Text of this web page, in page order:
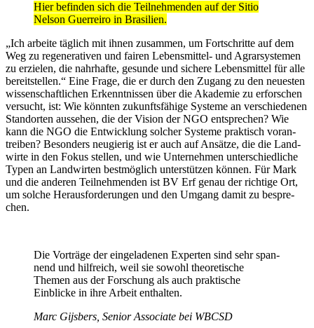
Hier befinden sich die Teil­neh­menden auf der Sitio
Nelson Guer­reiro in Brasi­lien.
„Ich arbeite täglich mit ihnen zusammen, um Fort­schritte auf dem
Weg zu rege­ne­ra­tiven und fairen Lebens­mittel- und Agrar­sys­temen
zu erzielen, die nahr­hafte, gesunde und sichere Lebens­mittel für alle
bereit­stellen.“ Eine Frage, die er durch den Zugang zu den neuesten
wissen­schaft­li­chen Erkennt­nissen über die Akademie zu erfor­schen
versucht, ist: Wie könnten zukunfts­fä­hige Systeme an verschie­denen
Stand­orten aussehen, die der Vision der NGO entspre­chen? Wie
kann die NGO die Entwick­lung solcher Systeme prak­tisch voran­
treiben? Beson­ders neugierig ist er auch auf Ansätze, die die Land­
wirte in den Fokus stellen, und wie Unter­nehmen unter­schied­liche
Typen an Land­wirten best­mög­lich unter­stützen können. Für Mark
und die anderen Teil­neh­menden ist BV Erf genau der rich­tige Ort,
um solche Heraus­for­de­rungen und den Umgang damit zu bespre­
chen.
Die Vorträge der einge­la­denen Experten sind sehr span­
nend und hilf­reich, weil sie sowohl theo­re­ti­sche
Themen aus der Forschung als auch prak­ti­sche
Einblicke in ihre Arbeit enthalten.
Marc Gijs­bers, Senior Asso­ciate bei WBCSD